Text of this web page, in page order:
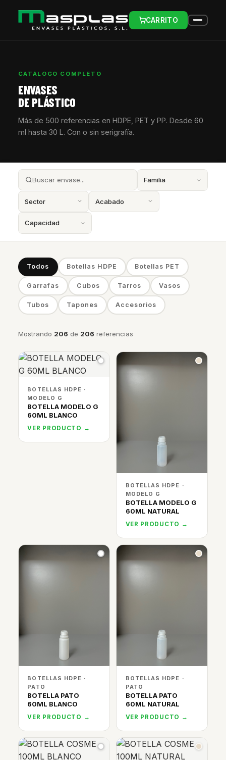
CARRITO
CATÁLOGO COMPLETO
ENVASES
DE PLÁSTICO
Más de 500 referencias en HDPE, PET y PP. Desde 60
ml hasta 30 L. Con o sin serigrafía.
Todos Botellas HDPE Botellas PET
Garrafas Cubos Tarros Vasos
Tubos Tapones Accesorios
Mostrando 206 de 206 referencias
BOTELLAS HDPE ·
MODELO G
BOTELLA MODELO G
60ML BLANCO
VER PRODUCTO →
BOTELLAS HDPE ·
MODELO G
BOTELLA MODELO G
60ML NATURAL
VER PRODUCTO →
BOTELLAS HDPE ·
PATO
BOTELLA PATO
60ML BLANCO
VER PRODUCTO →
BOTELLAS HDPE ·
PATO
BOTELLA PATO
60ML NATURAL
VER PRODUCTO →